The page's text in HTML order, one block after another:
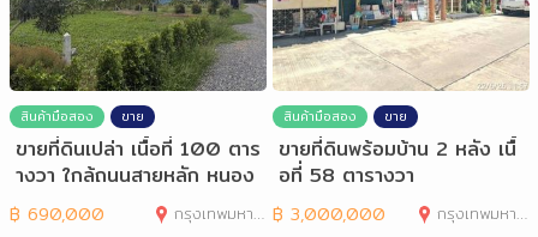
สินค้ามือสอง ขาย
ขายที่ดินเปล่า เนื้อที่ 100 ตาร
างวา ใกล้ถนนสายหลัก หนอง
จอก
฿ 690,000 กรุงเทพมหานคร
สินค้ามือสอง ขาย
ขายที่ดินพร้อมบ้าน 2 หลัง เนื้
อที่ 58 ตารางวา
฿ 3,000,000 กรุงเทพมหานคร